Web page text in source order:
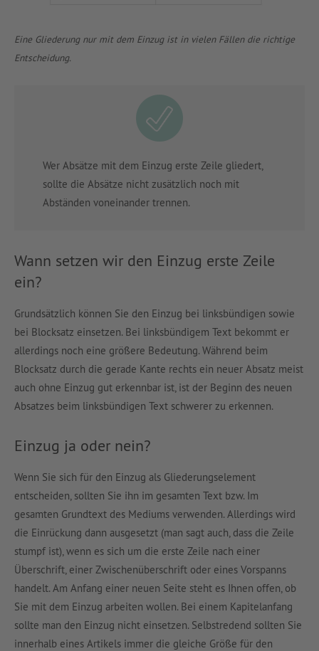
Eine Gliederung nur mit dem Einzug ist in vielen Fällen die richtige
Entscheidung.
Wer Absätze mit dem Einzug erste Zeile gliedert,
sollte die Absätze nicht zusätzlich noch mit
Abständen voneinander trennen.
Wann setzen wir den Einzug erste Zeile
ein?
Grundsätzlich können Sie den Einzug bei linksbündigen sowie
bei Blocksatz einsetzen. Bei linksbündigem Text bekommt er
allerdings noch eine größere Bedeutung. Während beim
Blocksatz durch die gerade Kante rechts ein neuer Absatz meist
auch ohne Einzug gut erkennbar ist, ist der Beginn des neuen
Absatzes beim linksbündigen Text schwerer zu erkennen.
Einzug ja oder nein?
Wenn Sie sich für den Einzug als Gliederungselement
entscheiden, sollten Sie ihn im gesamten Text bzw. Im
gesamten Grundtext des Mediums verwenden. Allerdings wird
die Einrückung dann ausgesetzt (man sagt auch, dass die Zeile
stumpf ist), wenn es sich um die erste Zeile nach einer
Überschrift, einer Zwischenüberschrift oder eines Vorspanns
handelt. Am Anfang einer neuen Seite steht es Ihnen offen, ob
Sie mit dem Einzug arbeiten wollen. Bei einem Kapitelanfang
sollte man den Einzug nicht einsetzen. Selbstredend sollten Sie
innerhalb eines Artikels immer die gleiche Größe für den